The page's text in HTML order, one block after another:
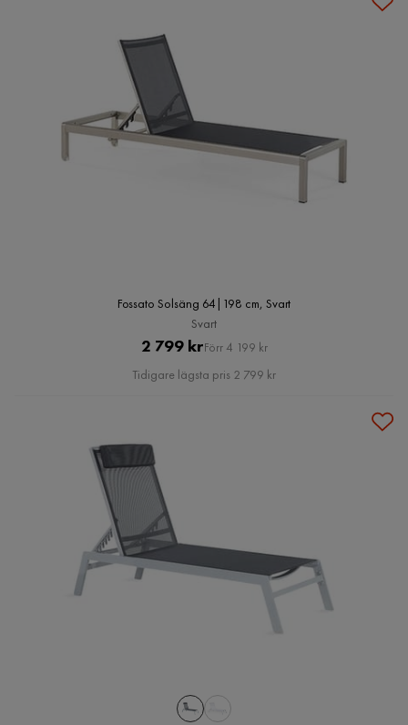
Fossato Solsäng 64|198 cm, Svart
Svart
Pris
2 799 krOriginal
Pris
Förr 4 199 kr
Tidigare lägsta pris 2 799 kr